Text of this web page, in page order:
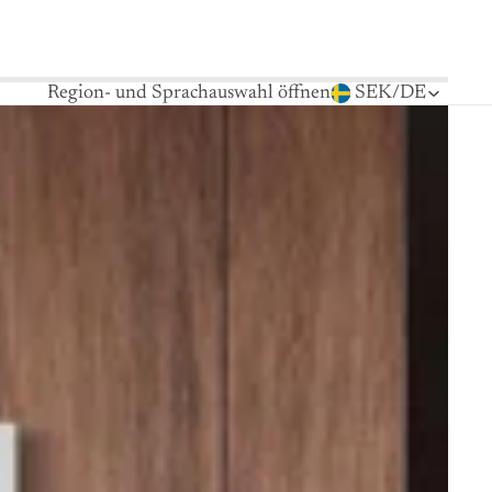
Region- und Sprachauswahl öffnen SEK/DE